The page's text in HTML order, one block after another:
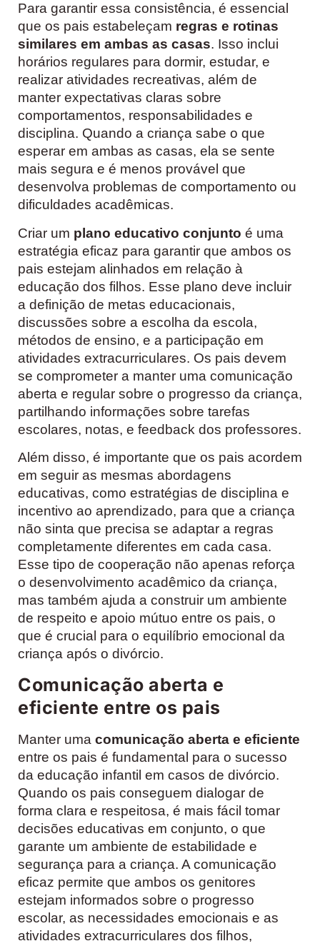
Para garantir essa consistência, é essencial
que os pais estabeleçam regras e rotinas
similares em ambas as casas. Isso inclui
horários regulares para dormir, estudar, e
realizar atividades recreativas, além de
manter expectativas claras sobre
comportamentos, responsabilidades e
disciplina. Quando a criança sabe o que
esperar em ambas as casas, ela se sente
mais segura e é menos provável que
desenvolva problemas de comportamento ou
dificuldades acadêmicas.
Criar um plano educativo conjunto é uma
estratégia eficaz para garantir que ambos os
pais estejam alinhados em relação à
educação dos filhos. Esse plano deve incluir
a definição de metas educacionais,
discussões sobre a escolha da escola,
métodos de ensino, e a participação em
atividades extracurriculares. Os pais devem
se comprometer a manter uma comunicação
aberta e regular sobre o progresso da criança,
partilhando informações sobre tarefas
escolares, notas, e feedback dos professores.
Além disso, é importante que os pais acordem
em seguir as mesmas abordagens
educativas, como estratégias de disciplina e
incentivo ao aprendizado, para que a criança
não sinta que precisa se adaptar a regras
completamente diferentes em cada casa.
Esse tipo de cooperação não apenas reforça
o desenvolvimento acadêmico da criança,
mas também ajuda a construir um ambiente
de respeito e apoio mútuo entre os pais, o
que é crucial para o equilíbrio emocional da
criança após o divórcio.
Comunicação aberta e
eficiente entre os pais
Manter uma comunicação aberta e eficiente
entre os pais é fundamental para o sucesso
da educação infantil em casos de divórcio.
Quando os pais conseguem dialogar de
forma clara e respeitosa, é mais fácil tomar
decisões educativas em conjunto, o que
garante um ambiente de estabilidade e
segurança para a criança. A comunicação
eficaz permite que ambos os genitores
estejam informados sobre o progresso
escolar, as necessidades emocionais e as
atividades extracurriculares dos filhos,